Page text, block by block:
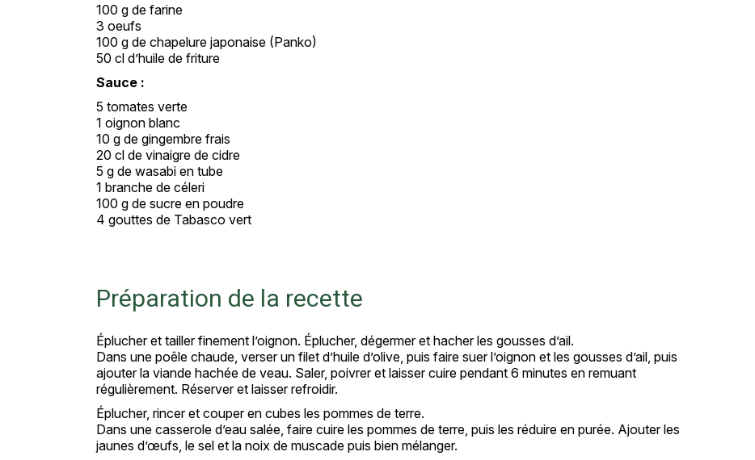
100 g de farine
3 oeufs
100 g de chapelure japonaise (Panko)
50 cl d’huile de friture
Sauce :
5 tomates verte
1 oignon blanc
10 g de gingembre frais
20 cl de vinaigre de cidre
5 g de wasabi en tube
1 branche de céleri
100 g de sucre en poudre
4 gouttes de Tabasco vert
Préparation de la recette
Éplucher et tailler finement l’oignon. Éplucher, dégermer et hacher les gousses d’ail.
Dans une poêle chaude, verser un filet d’huile d’olive, puis faire suer l’oignon et les gousses d’ail, puis
ajouter la viande hachée de veau. Saler, poivrer et laisser cuire pendant 6 minutes en remuant
régulièrement. Réserver et laisser refroidir.
Éplucher, rincer et couper en cubes les pommes de terre.
Dans une casserole d’eau salée, faire cuire les pommes de terre, puis les réduire en purée. Ajouter les
jaunes d’œufs, le sel et la noix de muscade puis bien mélanger.